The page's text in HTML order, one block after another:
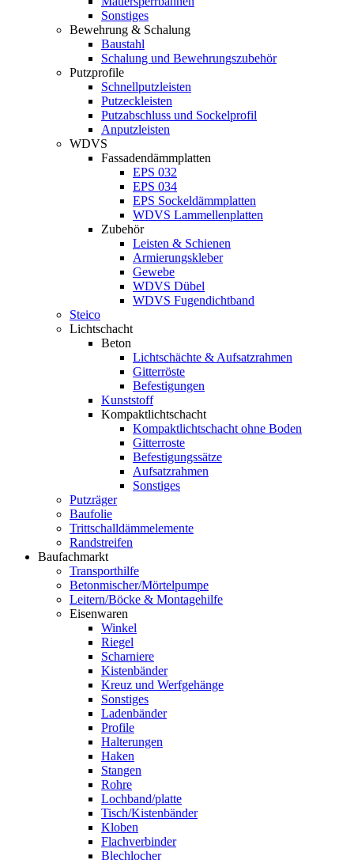
Sonstiges
Bewehrung & Schalung
Baustahl
Schalung und Bewehrungszubehör
Putzprofile
Schnellputzleisten
Putzeckleisten
Putzabschluss und Sockelprofil
Anputzleisten
WDVS
Fassadendämmplatten
EPS 032
EPS 034
EPS Sockeldämmplatten
WDVS Lammellenplatten
Zubehör
Leisten & Schienen
Armierungskleber
Gewebe
WDVS Dübel
WDVS Fugendichtband
Steico
Lichtschacht
Beton
Lichtschächte & Aufsatzrahmen
Gitterröste
Befestigungen
Kunststoff
Kompaktlichtschacht
Kompaktlichtschacht ohne Boden
Gitterroste
Befestigungssätze
Aufsatzrahmen
Sonstiges
Putzräger
Baufolie
Trittschalldämmelemente
Randstreifen
Baufachmarkt
Transporthilfe
Betonmischer/Mörtelpumpe
Leitern/Böcke & Montagehilfe
Eisenwaren
Winkel
Riegel
Scharniere
Kistenbänder
Kreuz und Werfgehänge
Sonstiges
Ladenbänder
Profile
Halterungen
Haken
Stangen
Rohre
Lochband/platte
Tisch/Kistenbänder
Kloben
Flachverbinder
Blechlocher